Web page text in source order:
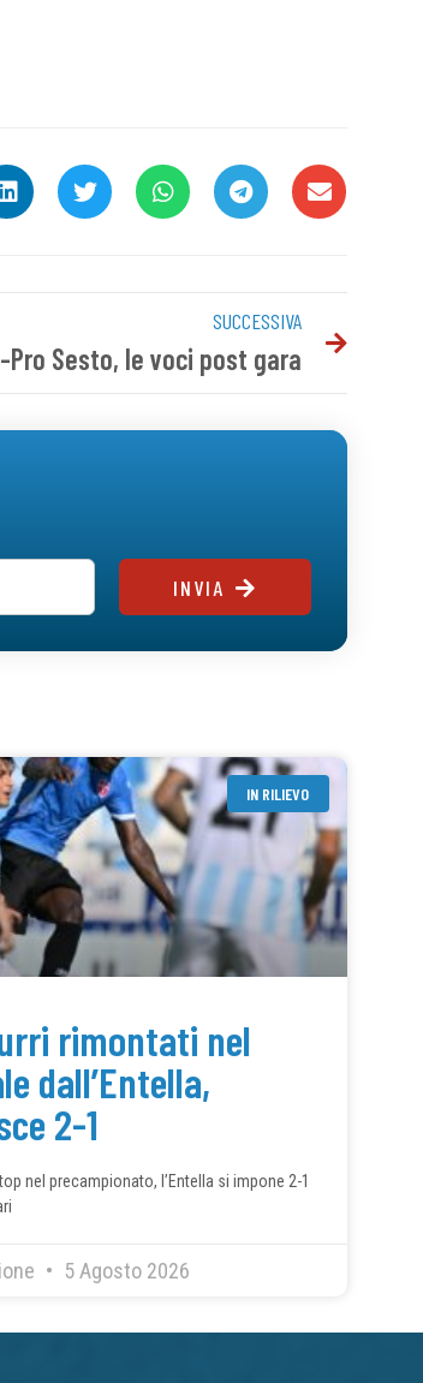
SUCCESSIVA
Pro Sesto, le voci post gara
INVIA
IN RILIEVO
rimontati nel
dall’Entella,
2-1
nel precampionato, l’Entella si impone 2-1
5 Agosto 2026